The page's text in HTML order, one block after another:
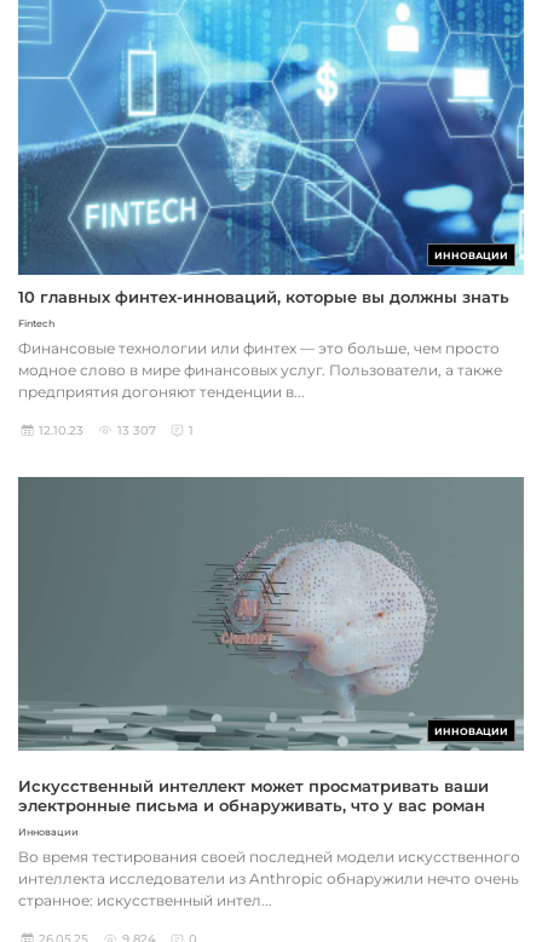
ИННОВАЦИИ
10 главных финтех-инноваций, которые вы должны знать
Fintech
Финансовые технологии или финтех — это больше, чем просто
модное слово в мире финансовых услуг. Пользователи, а также
предприятия догоняют тенденции в...
12.10.23 13 307 1
ИННОВАЦИИ
Искусственный интеллект может просматривать ваши
электронные письма и обнаруживать, что у вас роман
Инновации
Во время тестирования своей последней модели искусственного
интеллекта исследователи из Anthropic обнаружили нечто очень
странное: искусственный интел...